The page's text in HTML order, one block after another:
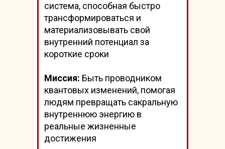
система, способная быстро
трансформироваться и
материализовывать свой
внутренний потенциал за
короткие сроки
Миссия: Быть проводником
квантовых изменений, помогая
людям превращать сакральную
внутреннюю энергию в
реальные жизненные
достижения